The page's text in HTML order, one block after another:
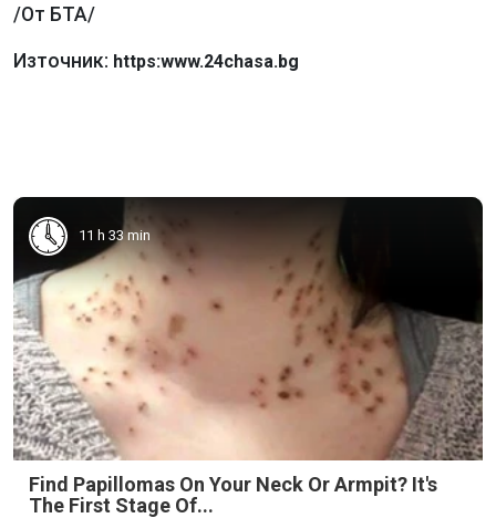
/От БТА/
Източник: https:www.24chasa.bg
11 h 33 min
Find Papillomas On Your Neck Or Armpit? It's
The First Stage Of...